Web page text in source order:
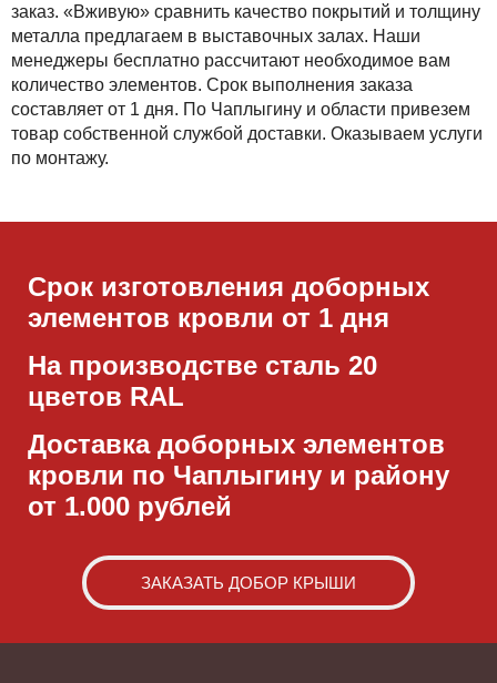
заказ. «Вживую» сравнить качество покрытий и толщину
металла предлагаем в выставочных залах. Наши
менеджеры бесплатно рассчитают необходимое вам
количество элементов. Срок выполнения заказа
составляет от 1 дня. По Чаплыгину и области привезем
товар собственной службой доставки. Оказываем услуги
по монтажу.
Срок изготовления доборных
элементов кровли от 1 дня
На производстве сталь 20
цветов RAL
Доставка доборных элементов
кровли по Чаплыгину и району
от 1.000 рублей
ЗАКАЗАТЬ ДОБОР КРЫШИ